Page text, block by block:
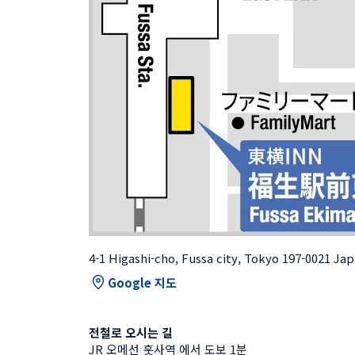
4-1 Higashi-cho, Fussa city, Tokyo 197-0021
Google 지도
전철로 오시는 길
JR 오메선 훗사역 에서 도보 1분